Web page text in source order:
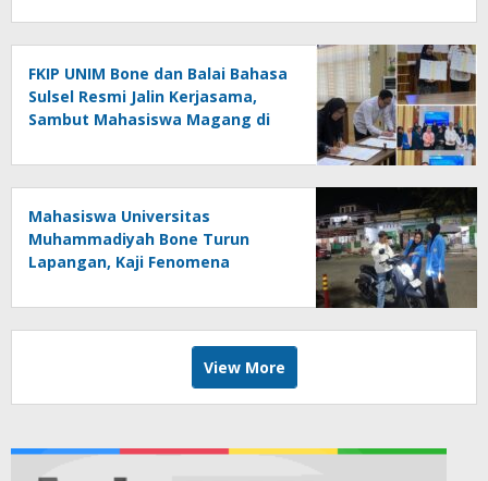
FKIP UNIM Bone dan Balai Bahasa
Sulsel Resmi Jalin Kerjasama,
Sambut Mahasiswa Magang di
Mahasiswa Universitas
Muhammadiyah Bone Turun
Lapangan, Kaji Fenomena
melalui Riset FOTOFOBIA
View More